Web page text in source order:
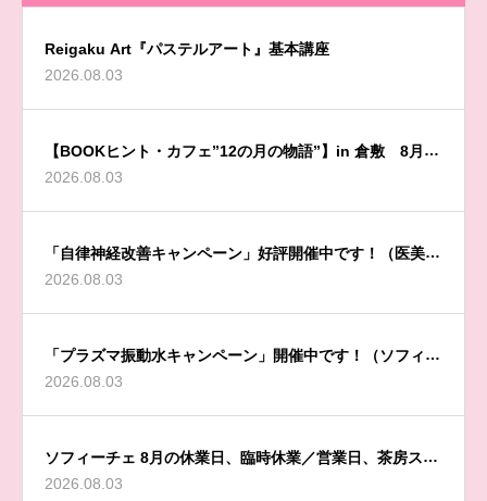
Reigaku Art『パステルアート』基本講座
2026.08.03
【BOOKヒント・カフェ”12の月の物語”】in 倉敷 8月開
催のお知らせ
2026.08.03
「自律神経改善キャンペーン」好評開催中です！（医美同
源 Sophyceからのお知らせ）
2026.08.03
「プラズマ振動水キャンペーン」開催中です！（ソフィー
チェからのお知らせ）
2026.08.03
ソフィーチェ 8月の休業日、臨時休業／営業日、茶房スペ
ース／施術ルーム休業日のお知らせ（医美同源 Sophyce
2026.08.03